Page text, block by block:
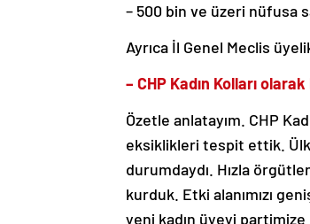
– 500 bin ve üzeri nüfusa
Ayrıca İl Genel Meclis
– CHP Kadın Kolları
Özetle anlatayım. CHP
eksiklikleri tespit ettik.
durumdaydı. Hızla
kurduk. Etki alanımızı
yeni kadın üyeyi partimize